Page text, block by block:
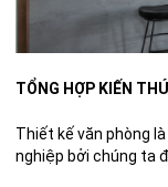
TỔNG HỢP KIẾN
Thiết kế văn phòng
nghiệp bởi chúng ta